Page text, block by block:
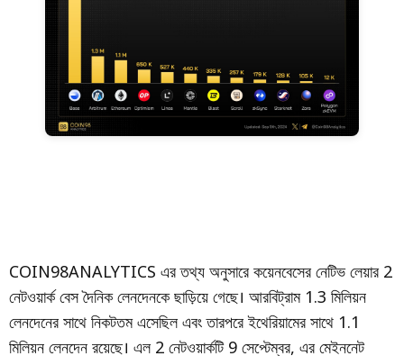
COIN98ANALYTICS এর তথ্য অনুসারে কয়েনবেসের নেটিভ লেয়ার 2
নেটওয়ার্ক বেস দৈনিক লেনদেনকে ছাড়িয়ে গেছে। আরবিট্রাম 1.3 মিলিয়ন
লেনদেনের সাথে নিকটতম এসেছিল এবং তারপরে ইথেরিয়ামের সাথে 1.1
মিলিয়ন লেনদেন রয়েছে। এল 2 নেটওয়ার্কটি 9 সেপ্টেম্বর, এর মেইননেট